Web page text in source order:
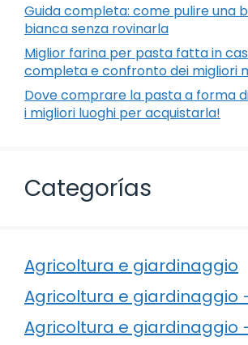
Guida completa: come pulire una
bianca senza rovinarla
Miglior farina per pasta fatta in
completa e confronto dei migliori
Dove comprare la pasta a forma
i migliori luoghi per acquistarla!
Categorías
Agricoltura e giardinaggio
Agricoltura e giardinaggio
Agricoltura e giardinaggio